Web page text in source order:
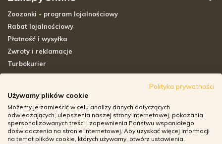
Zoozonki - program lojalnościowy
Rabat lojalnościowy
Płatność i wysyłka
Zwroty i reklamacje
Turbokurier
Adresy sklepów stacjonarnych
Godziny otwarcia sklepów
Aplikacja zoozone.pl
Zwroty i reklamacje
Polityka prywatności
Używamy plików cookie
Możemy je zamieścić w celu analizy danych dotyczących
odwiedzających, ulepszenia naszej strony internetowej, pokazania
spersonalizowanych treści i zapewnienia Państwu wspaniałego
doświadczenia na stronie internetowej. Aby uzyskać więcej informacji
na temat plików cookie, których używamy, otwórz ustawienia.